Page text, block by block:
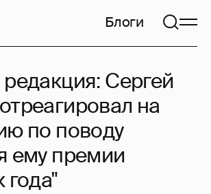
Блоги
Сергей
на
по поводу
ему премии
года"